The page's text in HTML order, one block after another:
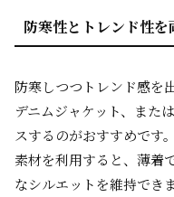
防寒性とトレンド性
防寒しつつトレンド感を
デニムジャケット、また
スするのがおすすめです
素材を利用すると、薄着
なシルエットを維持でき